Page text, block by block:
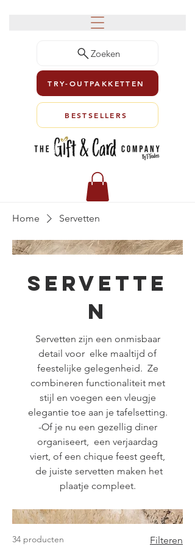
Zoeken
TRY-OUTPAKKETTEN
BESTSELLERS
Home Servetten
Servette
n
Servetten zijn een onmisbaar
detail voor elke maaltijd of
feestelijke gelegenheid. Ze
combineren functionaliteit met
stijl en voegen een vleugje
elegantie toe aan je tafelsetting.
-Of je nu een gezellig diner
organiseert, een verjaardag
viert, of een chique feest geeft,
de juiste servetten maken het
plaatje compleet.
34 producten Filteren